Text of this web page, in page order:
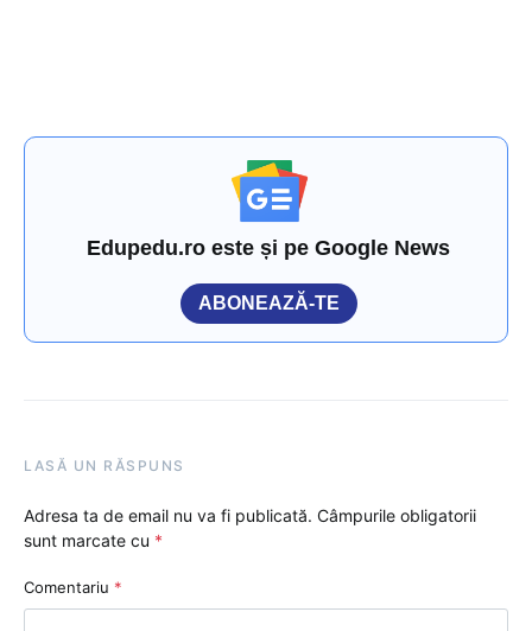
Edupedu.ro este și pe Google News
ABONEAZĂ-TE
LASĂ UN RĂSPUNS
Adresa ta de email nu va fi publicată. Câmpurile obligatorii
sunt marcate cu *
Comentariu *